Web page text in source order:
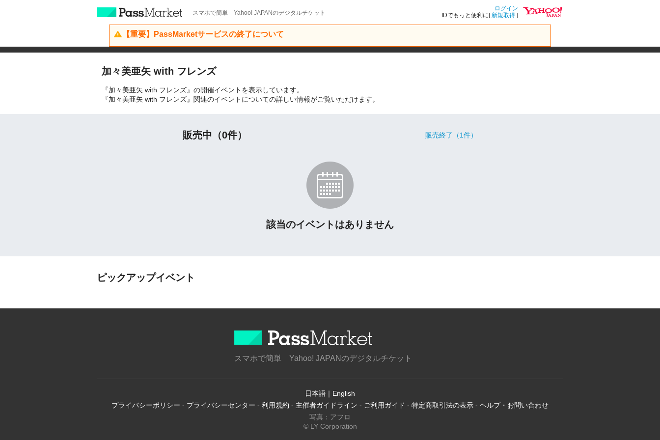
スマホで簡単 Yahoo! JAPANのデジタルチケット
ログイン
IDでもっと便利に[新規取得 ]
【重要】PassMarketサービスの終了について
加々美亜矢 with フレンズ
『加々美亜矢 with フレンズ』の開催イベントを表示しています。
『加々美亜矢 with フレンズ』関連のイベントについての詳しい情報がご覧いただけます。
販売中（0件） 販売終了（1件）
該当のイベントはありません
ピックアップイベント
スマホで簡単 Yahoo! JAPANのデジタルチケット
日本語 ｜ English
プライバシーポリシー - プライバシーセンター - 利用規約 - 主催者ガイドライン - ご利用ガイド - 特定商取引法の表示 - ヘルプ・お問い合わせ
写真：アフロ
© LY Corporation